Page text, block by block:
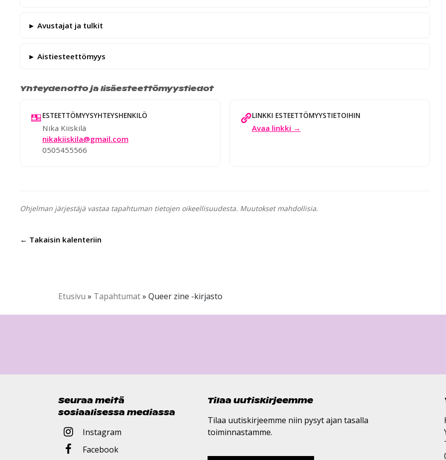
Avustajat ja tulkit
Aistiesteettömyys
Yhteydenotto ja lisäesteettömyystiedot
ESTEETTÖMYYSYHTEYSHENKILÖ
Nika Kiiskilä
nikakiiskila@gmail.com
0505455566
LINKKI ESTEETTÖMYYSTIETOIHIN
Avaa linkki →
Ohjelman järjestäjä vastaa tapahtuman tietojen oikeellisuudesta. Muutokset mahdollisia.
← Takaisin kalenteriin
Etusivu » Tapahtumat» Queer zine -kirjasto
Seuraa meitä
sosiaalisessa mediassa
Instagram
Facebook
Tilaa uutiskirjeemme
Tilaa uutiskirjeemme niin pysyt ajan tasalla
toiminnastamme.